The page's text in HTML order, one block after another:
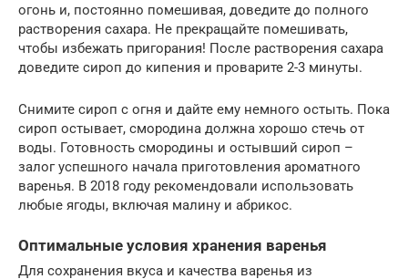
огонь и, постоянно помешивая, доведите до полного
растворения сахара. Не прекращайте помешивать,
чтобы избежать пригорания! После растворения сахара
доведите сироп до кипения и проварите 2-3 минуты.
Снимите сироп с огня и дайте ему немного остыть. Пока
сироп остывает, смородина должна хорошо стечь от
воды. Готовность смородины и остывший сироп –
залог успешного начала приготовления ароматного
варенья. В 2018 году рекомендовали использовать
любые ягоды, включая малину и абрикос.
Оптимальные условия хранения варенья
Для сохранения вкуса и качества варенья из